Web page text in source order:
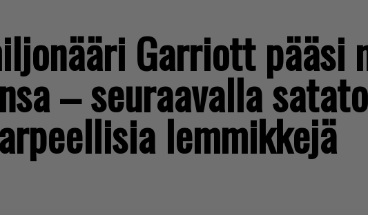
Garriott pääsi
– seuraavalla
lemmikkejä